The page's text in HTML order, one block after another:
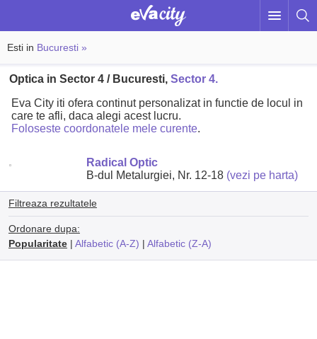
Esti in Bucuresti »
Optica in Sector 4 / Bucuresti,Sector 4.
Eva City iti ofera continut personalizat in functie de locul in
care te afli, daca alegi acest lucru.
Foloseste coordonatele mele curente.
Radical Optic
B-dul Metalurgiei, Nr. 12-18 (vezi pe harta)
Filtreaza rezultatele
Ordonare dupa:
Popularitate| Alfabetic (A-Z) | Alfabetic (Z-A)